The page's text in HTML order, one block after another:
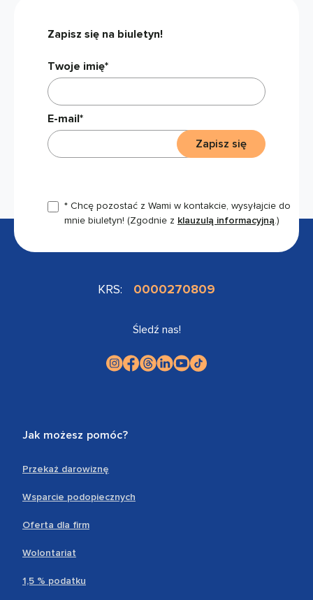
Zapisz się na biuletyn!
Twoje imię*
E-mail*
* Chcę pozostać z Wami w kontakcie, wysyłajcie do
mnie biuletyn! (Zgodnie z klauzulą informacyjną.)
Zapisz się
KRS: 0000270809
Śledź nas!
Jak możesz pomóc?
Przekaż darowiznę
Wsparcie podopiecznych
Oferta dla firm
Wolontariat
1,5 % podatku